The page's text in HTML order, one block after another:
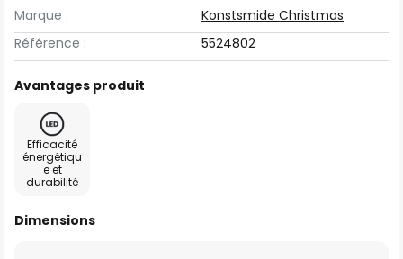
Marque :
Konstsmide Christmas
Référence :
5524802
Avantages produit
Efficacité
énergétiqu
e et
durabilité
Dimensions